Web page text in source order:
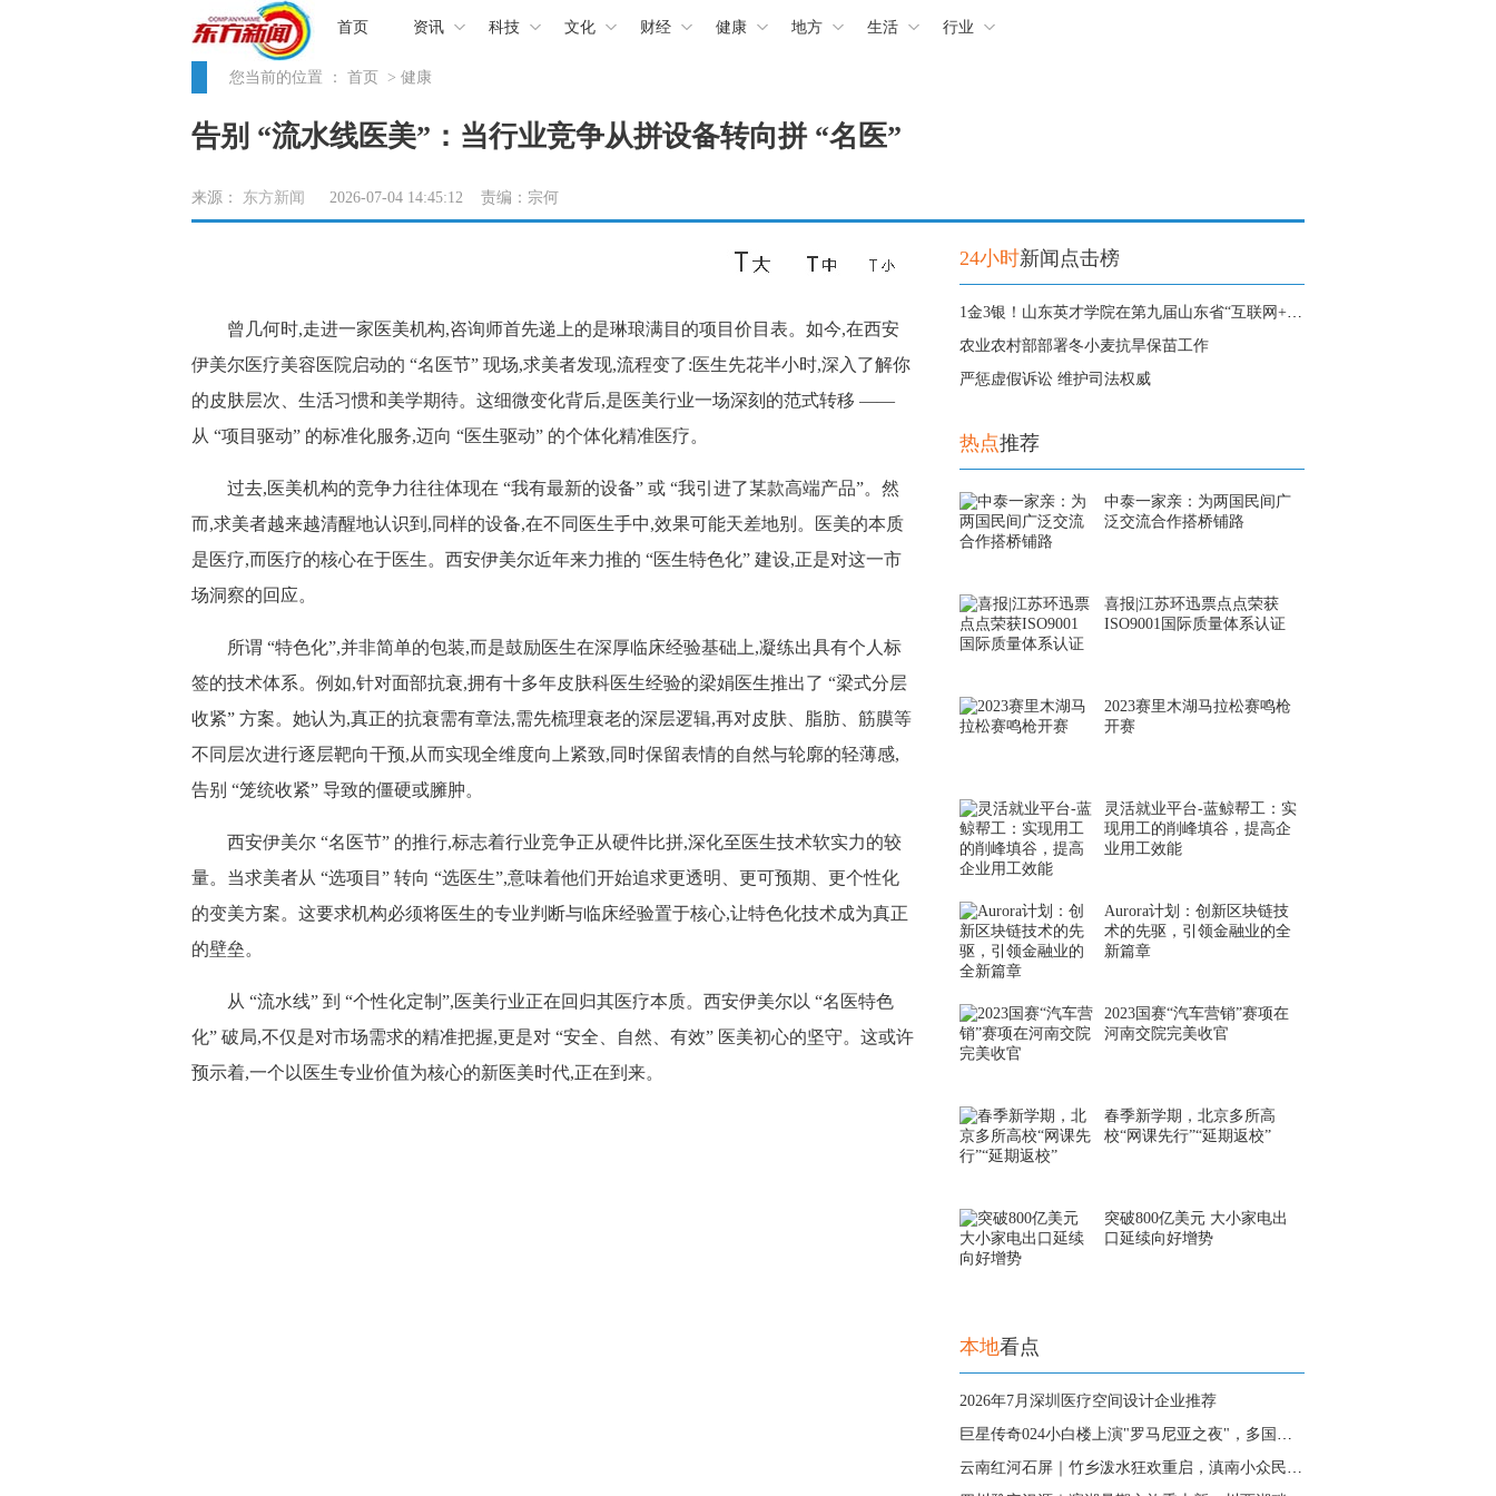
首页 资讯 科技 文化 财经 健康 地方 生活 行业
您当前的位置 ： 首页 > 健康
告别 “流水线医美”：当行业竞争从拼设备转向拼 “名医”
来源： 东方新闻 2026-07-04 14:45:12 责编：宗何
曾几何时,走进一家医美机构,咨询师首先递上的是琳琅满目的项目价目表。如今,在西安
伊美尔医疗美容医院启动的 “名医节” 现场,求美者发现,流程变了:医生先花半小时,深入了解你
的皮肤层次、生活习惯和美学期待。这细微变化背后,是医美行业一场深刻的范式转移 ——
从 “项目驱动” 的标准化服务,迈向 “医生驱动” 的个体化精准医疗。
过去,医美机构的竞争力往往体现在 “我有最新的设备” 或 “我引进了某款高端产品”。然
而,求美者越来越清醒地认识到,同样的设备,在不同医生手中,效果可能天差地别。医美的本质
是医疗,而医疗的核心在于医生。西安伊美尔近年来力推的 “医生特色化” 建设,正是对这一市
场洞察的回应。
所谓 “特色化”,并非简单的包装,而是鼓励医生在深厚临床经验基础上,凝练出具有个人标
签的技术体系。例如,针对面部抗衰,拥有十多年皮肤科医生经验的梁娟医生推出了 “梁式分层
收紧” 方案。她认为,真正的抗衰需有章法,需先梳理衰老的深层逻辑,再对皮肤、脂肪、筋膜等
不同层次进行逐层靶向干预,从而实现全维度向上紧致,同时保留表情的自然与轮廓的轻薄感,
告别 “笼统收紧” 导致的僵硬或臃肿。
西安伊美尔 “名医节” 的推行,标志着行业竞争正从硬件比拼,深化至医生技术软实力的较
量。当求美者从 “选项目” 转向 “选医生”,意味着他们开始追求更透明、更可预期、更个性化
的变美方案。这要求机构必须将医生的专业判断与临床经验置于核心,让特色化技术成为真正
的壁垒。
从 “流水线” 到 “个性化定制”,医美行业正在回归其医疗本质。西安伊美尔以 “名医特色
化” 破局,不仅是对市场需求的精准把握,更是对 “安全、自然、有效” 医美初心的坚守。这或许
预示着,一个以医生专业价值为核心的新医美时代,正在到来。
24小时新闻点击榜
1金3银！山东英才学院在第九届山东省“互联网+”大学生创新创业大赛中获得
农业农村部部署冬小麦抗旱保苗工作
严惩虚假诉讼 维护司法权威
热点推荐
中泰一家亲：为两国民间广
泛交流合作搭桥铺路
喜报|江苏环迅票点点荣获
ISO9001国际质量体系认证
2023赛里木湖马拉松赛鸣枪
开赛
灵活就业平台-蓝鲸帮工：实
现用工的削峰填谷，提高企
业用工效能
Aurora计划：创新区块链技
术的先驱，引领金融业的全
新篇章
2023国赛“汽车营销”赛项在
河南交院完美收官
春季新学期，北京多所高
校“网课先行”“延期返校”
突破800亿美元 大小家电出
口延续向好增势
本地看点
2026年7月深圳医疗空间设计企业推荐
巨星传奇024小白楼上演"罗马尼亚之夜"，多国大使
云南红河石屏｜竹乡泼水狂欢重启，滇南小众民俗清